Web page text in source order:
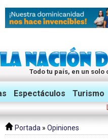
Todo tu país, en un solo
Twitter Facebook
Espectáculos Turismo
Portada » Opiniones